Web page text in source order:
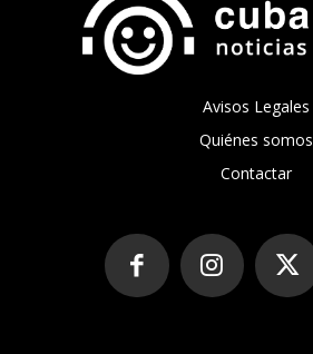
Avisos Legales
Quiénes somos
Contactar